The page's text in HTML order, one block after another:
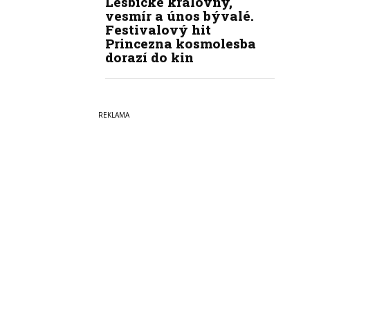
vesmír a únos bývalé.
Festivalový hit
Princezna kosmolesba
dorazí do kin